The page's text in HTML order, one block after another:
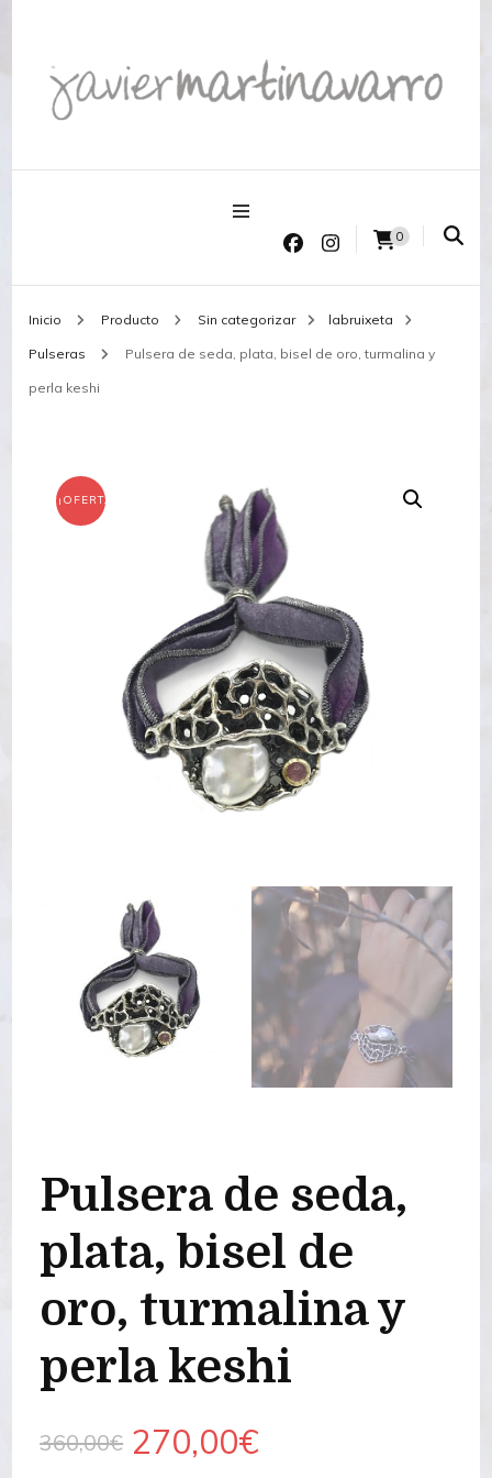
Joyería Javier Martinavarro
0
Inicio Producto Sin categorizar labruixeta
Pulseras Pulsera de seda, plata, bisel de oro, turmalina y
perla keshi
¡OFERTA!
Pulsera de seda,
plata, bisel de
oro, turmalina y
perla keshi
360,00€ El
270,00€